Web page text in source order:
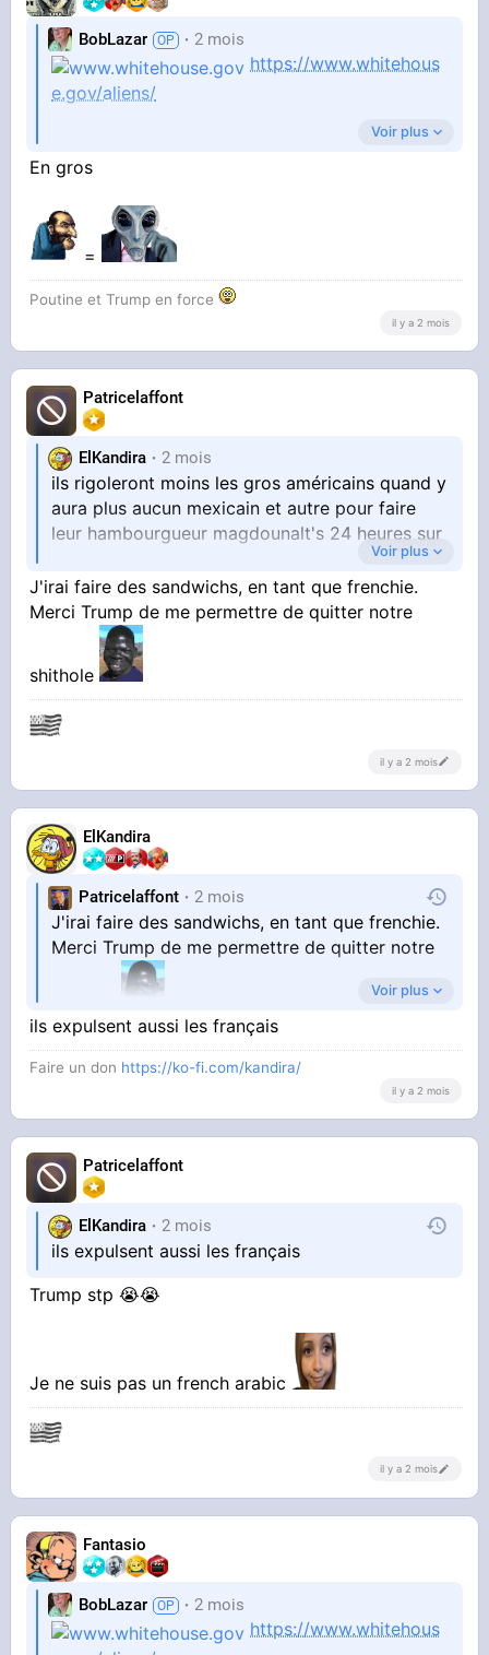
BobLazar 2 mois
https://www.whitehous
e.gov/aliens/
Petite musique X-files avec le message suivant,
depuis 60 ans
#club-ufoUn avis ?
Voir plus
En gros
=
Poutine et Trump en force
il y a 2 mois
Patricelaffont
ElKandira 2 mois
ils rigoleront moins les gros américains quand y
aura plus aucun mexicain et autre pour faire
leur hambourgueur magdounalt's 24 heures sur
24
Voir plus
J'irai faire des sandwichs, en tant que frenchie.
Merci Trump de me permettre de quitter notre
shithole
il y a 2 mois
ElKandira
Patricelaffont 2 mois
J'irai faire des sandwichs, en tant que frenchie.
Merci Trump de me permettre de quitter notre
Voir plus
ils expulsent aussi les français
Faire un don https://ko-fi.com/kandira/
il y a 2 mois
Patricelaffont
ElKandira 2 mois
ils expulsent aussi les français
Trump stp 😭😭
Je ne suis pas un french arabic
il y a 2 mois
Fantasio
BobLazar 2 mois
https://www.whitehous